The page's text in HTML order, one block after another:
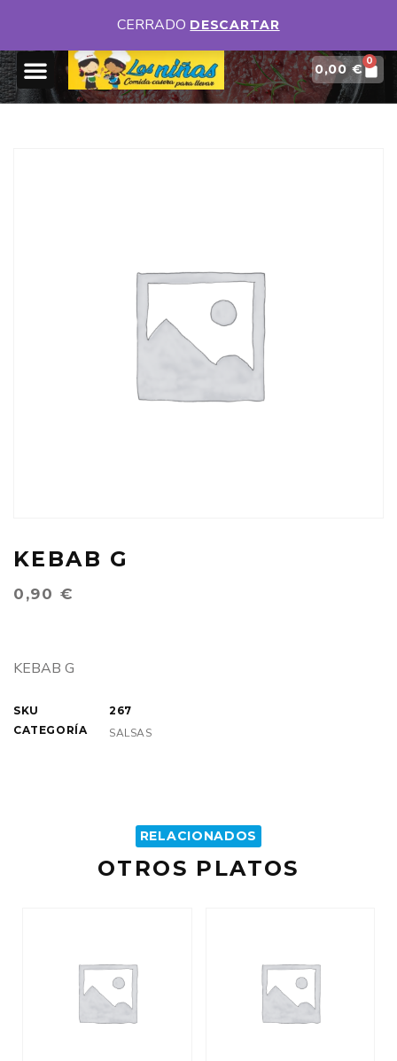
DISPONEMOS DE DIFERENTES MENÚS DIARIOS
0,00 €
0
KEBAB G
0,90 €
KEBAB G
SKU
267
CATEGORÍA
SALSAS
RELACIONADOS
OTROS PLATOS
CERRADO DESCARTAR